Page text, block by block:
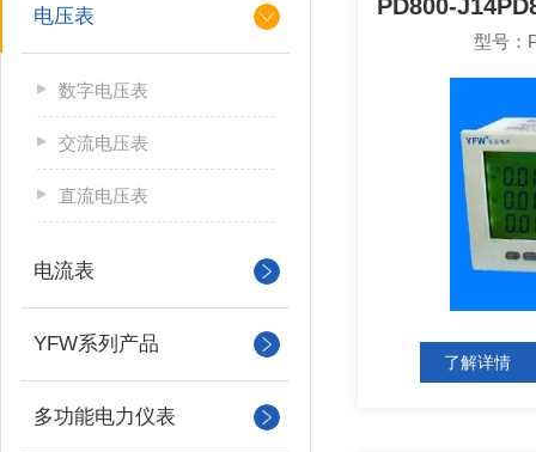
电压表
数字电压表
交流电压表
直流电压表
电流表
YFW系列产品
多功能电力仪表
型号：
了解详情